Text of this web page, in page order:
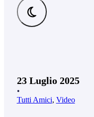
23 Luglio 2025
•
Tutti Amici, Video